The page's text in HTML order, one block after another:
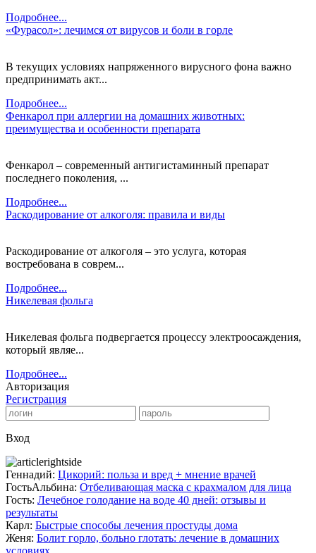
Подробнее...
«Фурасол»: лечимся от вирусов и боли в горле
В текущих условиях напряженного вирусного фона важно
предпринимать акт...
Подробнее...
Фенкарол при аллергии на домашних животных:
преимущества и особенности препарата
Фенкарол – современный антигистаминный препарат
последнего поколения, ...
Подробнее...
Раскодирование от алкоголя: правила и виды
Раскодирование от алкоголя – это услуга, которая
востребована в соврем...
Подробнее...
Никелевая фольга
Никелевая фольга подвергается процессу электроосаждения,
который являе...
Подробнее...
Авторизация
Регистрация
Вход
Геннадий: Цикорий: польза и вред + мнение врачей
ГостьАльбина: Отбеливающая маска с крахмалом для лица
Гость: Лечебное голодание на воде 40 дней: отзывы и
результаты
Карл: Быстрые способы лечения простуды дома
Женя: Болит горло, больно глотать: лечение в домашних
условиях